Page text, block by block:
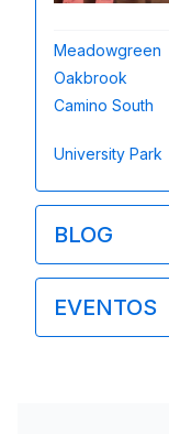
Meadowgreen
Oakbrook
Camino South
University Park
BLOG
EVENTOS